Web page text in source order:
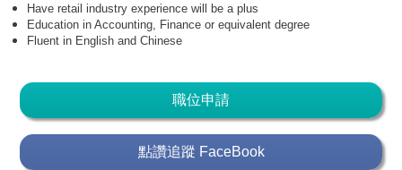
Have retail industry experience will be a plus
Education in Accounting, Finance or equivalent degree
Fluent in English and Chinese
職位申請
點讚追蹤 FaceBook